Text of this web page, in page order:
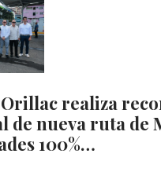
realiza
de nueva ruta de
100%…